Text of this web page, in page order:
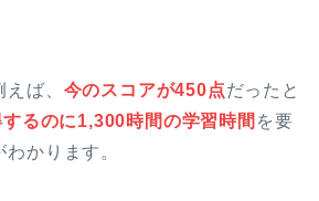
ば、 今のスコアが450点だったと
るのに1,300時間の学習時間 を要
かります。